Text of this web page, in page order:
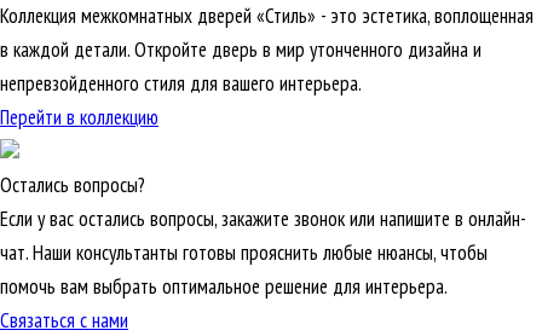
Коллекция межкомнатных дверей «Стиль» - это эстетика, воплощенная
в каждой детали. Откройте дверь в мир утонченного дизайна и
непревзойденного стиля для вашего интерьера.
Перейти в коллекцию
Остались вопросы?
Если у вас остались вопросы, закажите звонок или напишите в онлайн-
чат. Наши консультанты готовы прояснить любые нюансы, чтобы
помочь вам выбрать оптимальное решение для интерьера.
Связаться с нами